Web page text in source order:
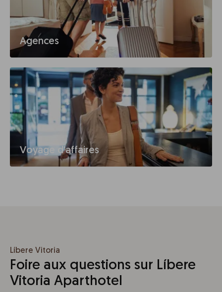
Agences
Voyage d'affaires
Líbere Vitoria
Foire aux questions sur Líbere
Vitoria Aparthotel